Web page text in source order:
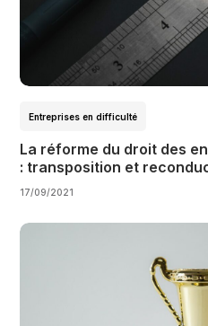
Entreprises en difficulté
La réforme du droit des
: transposition et
17/09/2021